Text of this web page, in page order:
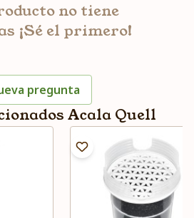
no tiene
¡Sé el primero!
pregunta
Acala Quell